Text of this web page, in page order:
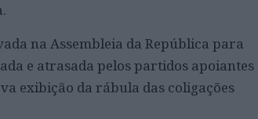
na Assembleia da República para
e atrasada pelos partidos apoiantes
exibição da rábula das coligações